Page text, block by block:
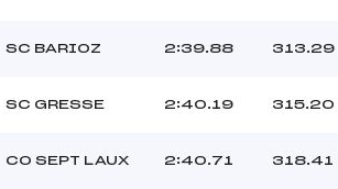
SC BARIOZ 2:39.88 313.29
SC GRESSE 2:40.19 315.20
CO SEPT LAUX 2:40.71 318.41